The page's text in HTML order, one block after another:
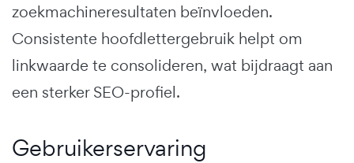
zoekmachineresultaten beïnvloeden.
Consistente hoofdlettergebruik helpt om
linkwaarde te consolideren, wat bijdraagt aan
een sterker SEO-profiel.
Gebruikerservaring